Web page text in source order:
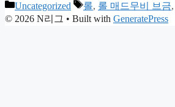
Categories
Uncategorized Tags
롤, 롤 매드무비 브금,
© 2026 N리그 • Built with GeneratePress